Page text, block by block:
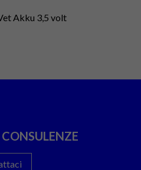
Akku 3,5 volt